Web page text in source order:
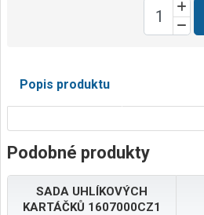
Popis produktu
Podobné produkty
SADA UHLÍKOVÝCH
KARTÁČKŮ 1607000CZ1